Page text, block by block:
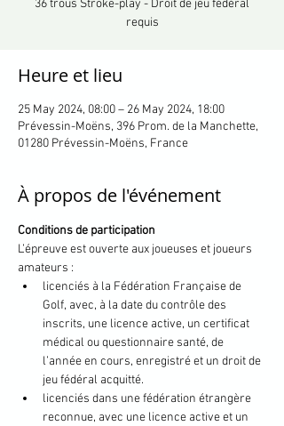
36 trous Stroke-play - Droit de jeu fédéral
requis
Heure et lieu
25 May 2024, 08:00 – 26 May 2024, 18:00
Prévessin-Moëns, 396 Prom. de la Manchette,
01280 Prévessin-Moëns, France
À propos de l'événement
Conditions de participation
L’épreuve est ouverte aux joueuses et joueurs
amateurs :
licenciés à la Fédération Française de
Golf, avec, à la date du contrôle des
inscrits, une licence active, un certificat
médical ou questionnaire santé, de
l’année en cours, enregistré et un droit de
jeu fédéral acquitté.
licenciés dans une fédération étrangère
reconnue, avec une licence active et un